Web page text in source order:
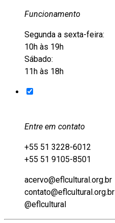
Funcionamento
Segunda a sexta-feira:
10h às 19h
Sábado:
11h às 18h
Entre em contato
+55 51 3228-6012
+55 51 9105-8501
acervo@eflcultural.org.br
contato@eflcultural.org.br
@eflcultural